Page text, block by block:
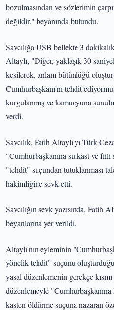
bozulmasından ve sözlerimin
değildir." beyanında bulundu.
Savcılığa USB bellekte 3
Altaylı, "Diğer, yaklaşık 30
kesilerek, anlam bütünlüğü
Cumhurbaşkanı'nı tehdit
kurgulanmış ve kamuoyuna
verdi.
Savcılık, Fatih Altaylı'yı Türk
"Cumhurbaşkanına suikast ve fiili
"tehdit" suçundan tutuklanması
hakimliğine sevk etti.
Savcılığın sevk yazısında, Fatih
beyanlarına yer verildi.
Altaylı'nın eyleminin
yönelik tehdit" suçunu
yasal düzenlemenin gerekçe
düzenlemeyle "Cumhurbaşkanına
kasten öldürme suçuna nazaran